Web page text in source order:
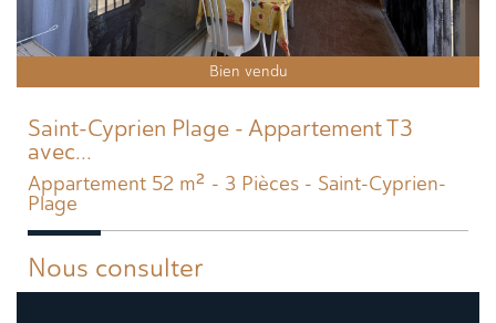
Bien vendu
Saint-Cyprien Plage - Appartement T3
avec...
Appartement 52 m² - 3 Pièces - Saint-Cyprien-
Plage
Nous consulter